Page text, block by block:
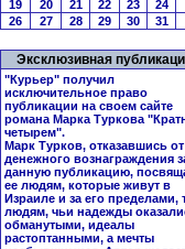
19
20 21 22 23 24
26
27 28 29 30 31
Эксклюзивная
"Курьер" получил
исключительное право
публикации на своем сайте
романа Марка Туркова "
четырем".
Марк Турков, отказавшись от
денежного вознаграждения
данную публикацию,
ее людям, которые живут в
Израиле и за его пределами,
людям, чьи надежды
обманутыми, идеалы
растоптанными, а мечты